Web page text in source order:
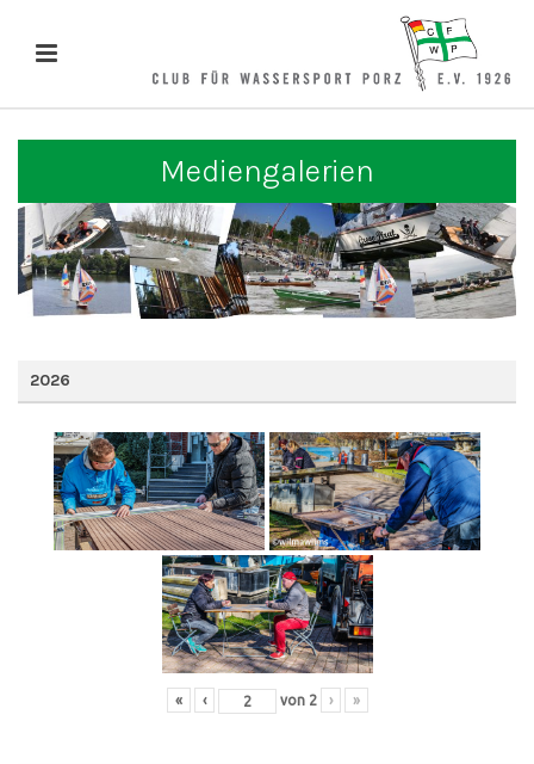
Mediengalerien
2026
« ‹ von 2 › »